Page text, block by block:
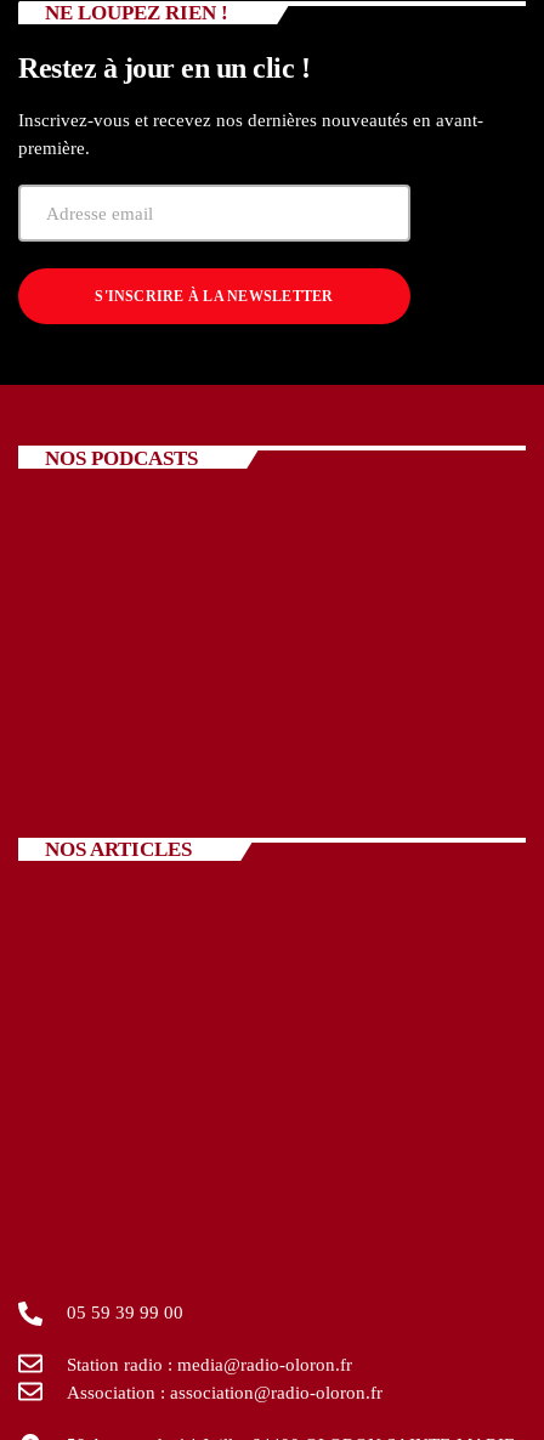
NE LOUPEZ RIEN !
Restez à jour en un clic !
Inscrivez-vous et recevez nos dernières nouveautés en avant-
première.
S'INSCRIRE À LA NEWSLETTER
NOS PODCASTS
NOS ARTICLES
05 59 39 99 00
Station radio : media@radio-oloron.fr
Association : association@radio-oloron.fr